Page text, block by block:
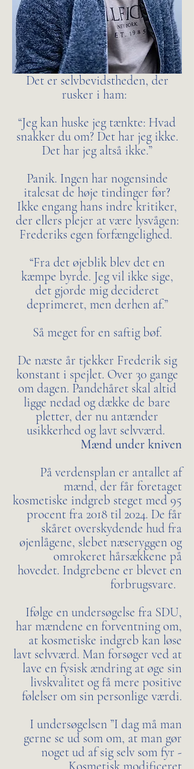
Det er selvbevidstheden, der
rusker i ham:
“Jeg kan huske jeg tænkte: Hvad
snakker du om? Det har jeg ikke.
Det har jeg altså ikke.”
Panik. Ingen har nogensinde
italesat de høje tindinger før?
Ikke engang hans indre kritiker,
der ellers plejer at være lysvågen:
Frederiks egen forfængelighed.
“Fra det øjeblik blev det en
kæmpe byrde. Jeg vil ikke sige,
det gjorde mig decideret
deprimeret, men derhen af.”
Så meget for en saftig bøf.
De næste år tjekker Frederik sig
konstant i spejlet. Over 30 gange
om dagen. Pandehåret skal altid
ligge nedad og dække de bare
pletter, der nu antænder
usikkerhed og lavt selvværd.
Mænd under kniven
På verdensplan er antallet af
mænd, der får foretaget
kosmetiske indgreb steget med 95
procent fra 2018 til 2024. De får
skåret overskydende hud fra
øjenlågene, slebet næseryggen og
omrokeret hårsækkene på
hovedet. Indgrebene er blevet en
forbrugsvare.
Ifølge en undersøgelse fra SDU,
har mændene en forventning om,
at kosmetiske indgreb kan løse
lavt selvværd. Man forsøger ved at
lave en fysisk ændring at øge sin
livskvalitet og få mere positive
følelser om sin personlige værdi.
I undersøgelsen ”I dag må man
gerne se ud som om, at man gør
noget ud af sig selv som fyr -